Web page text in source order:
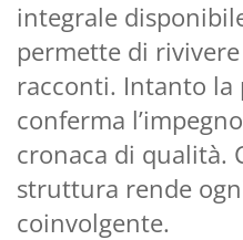
integrale
permette di
racconti. Intanto la
conferma
cronaca di qualità.
struttura rende
coinvolgente.